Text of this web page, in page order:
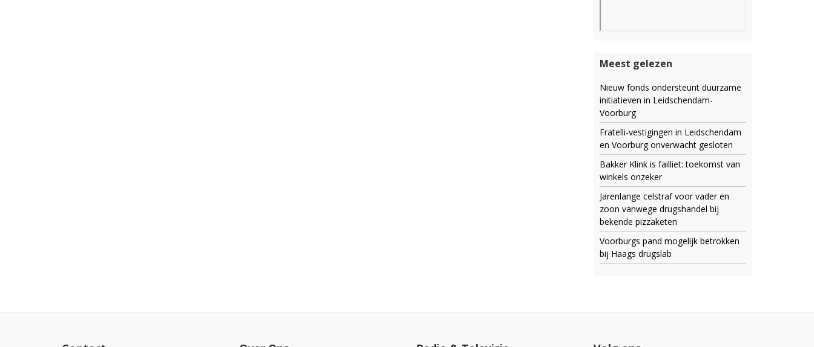
Meest gelezen
Nieuw fonds ondersteunt duurzame
initiatieven in Leidschendam-
Voorburg
Fratelli-vestigingen in Leidschendam
en Voorburg onverwacht gesloten
Bakker Klink is failliet: toekomst van
winkels onzeker
Jarenlange celstraf voor vader en
zoon vanwege drugshandel bij
bekende pizzaketen
Voorburgs pand mogelijk betrokken
bij Haags drugslab